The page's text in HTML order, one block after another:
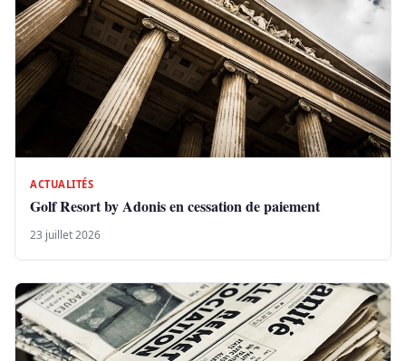
ACTUALITÉS
Golf Resort by Adonis en cessation de paiement
23 juillet 2026